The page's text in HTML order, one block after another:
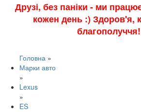
Друзі, без паніки - ми
кожен день :) Здоров'я,
благополуччя!
Головна »
Марки авто
»
Lexus
»
ES